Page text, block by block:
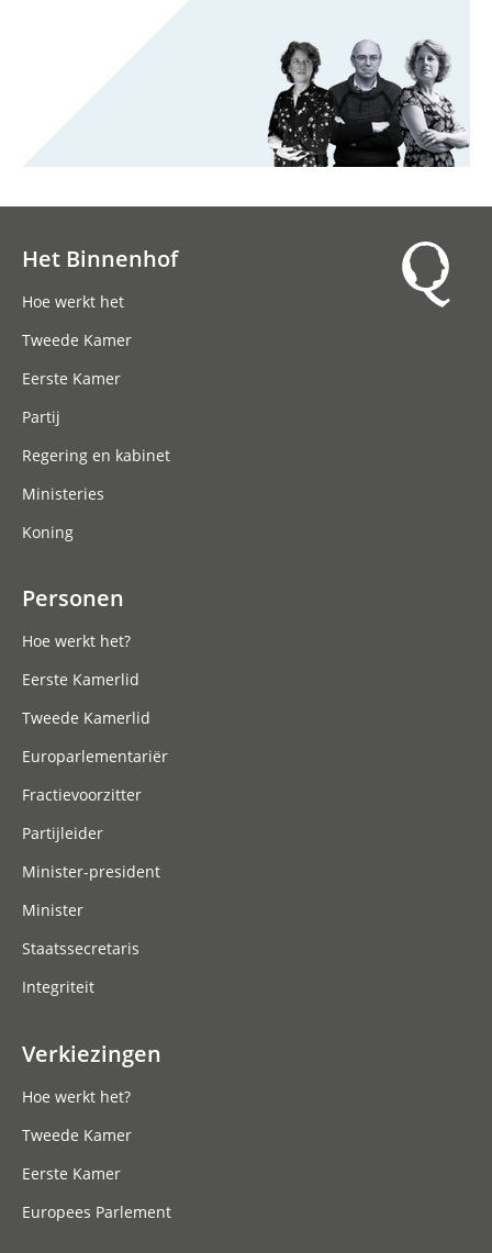
Het Binnenhof
Hoe werkt het
Tweede Kamer
Eerste Kamer
Partij
Regering en kabinet
Ministeries
Koning
Personen
Hoe werkt het?
Eerste Kamerlid
Tweede Kamerlid
Europarlementariër
Fractievoorzitter
Partijleider
Minister-president
Minister
Staatssecretaris
Integriteit
Verkiezingen
Hoe werkt het?
Tweede Kamer
Eerste Kamer
Europees Parlement